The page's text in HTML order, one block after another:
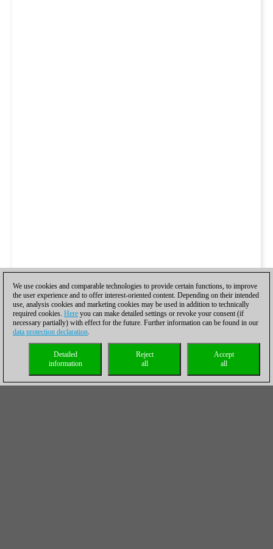
We use cookies and comparable technologies to provide certain functions, to improve
the user experience and to offer interest-oriented content. Depending on their intended
use, analysis cookies and marketing cookies may be used in addition to technically
required cookies. Here you can make detailed settings or revoke your consent (if
necessary partially) with effect for the future. Further information can be found in our
data protection declaration.
Accept
all
Reject
all
Detailed
information